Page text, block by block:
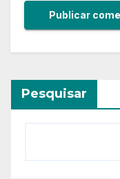
Pesquisar